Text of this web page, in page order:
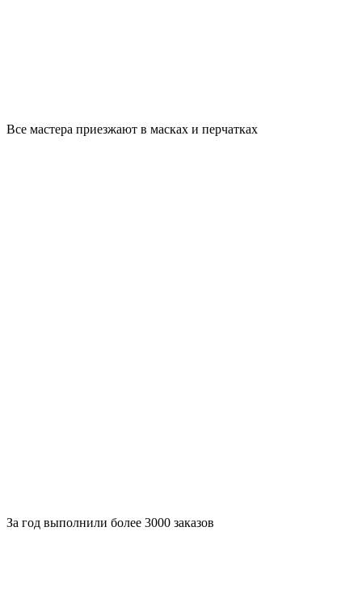
Все мастера приезжают в масках и перчатках
За год выполнили более 3000 заказов